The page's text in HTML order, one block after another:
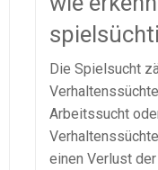
Die Spielsucht
Arbeitssucht
einen Verlust